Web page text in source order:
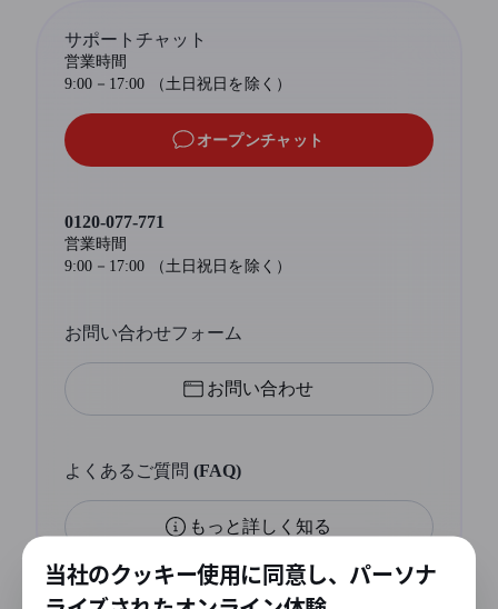
サポートチャット
営業時間
9:00－17:00 （土日祝日を除く）
オープンチャット
0120-077-771
営業時間
9:00－17:00 （土日祝日を除く）
お問い合わせフォーム
お問い合わせ
よくあるご質問 (FAQ)
もっと詳しく知る
当社のクッキー使用に同意し、パーソナ